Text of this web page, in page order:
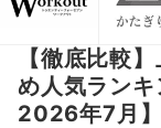
【徹底比較
め人気ラン
2026年7月】